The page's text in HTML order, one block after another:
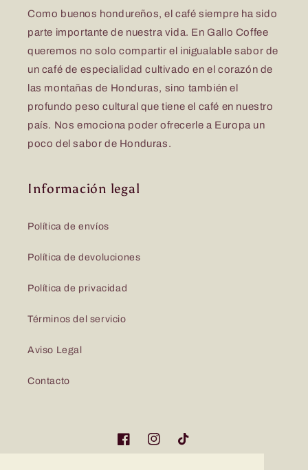
Como buenos hondureños, el café siempre ha sido
parte importante de nuestra vida. En Gallo Coffee
queremos no solo compartir el inigualable sabor de
un café de especialidad cultivado en el corazón de
las montañas de Honduras, sino también el
profundo peso cultural que tiene el café en nuestro
país. Nos emociona poder ofrecerle a Europa un
poco del sabor de Honduras.
Información legal
Política de envíos
Política de devoluciones
Política de privacidad
Términos del servicio
Aviso Legal
Contacto
FacebookInstagramTikTok